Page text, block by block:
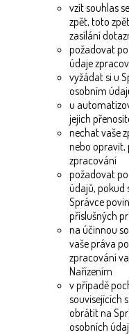
vzít souhlas
zpět, toto
zasílání
požadovat
údaje
vyžádat si u
osobním
u
jejich
nechat vaše
nebo opravit,
zpracování
požadovat
údajů, pokud
Správce
příslušných
na účinnou
vaše práva
zpracování
Nařízením
v případě
souvisejících
obrátit na
osobních